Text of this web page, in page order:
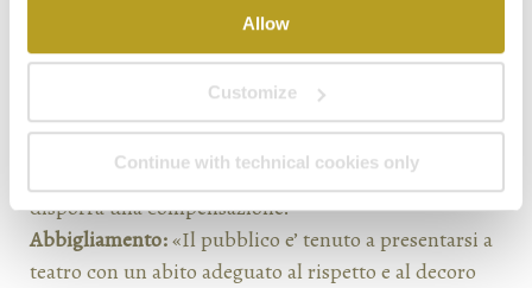
Allow
Customize
Continue with technical cookies only
Teatro La Fenice apre alle 18:30 e le rappresentazioni
hanno inizio alle ore 19:00. In caso di arrivo al teatro
in ritardo , l’accesso al palco non sarà consentito fino
Cancellazione di una rappresentazione: In caso di
annullamento di una rappresentazione, l’hotel
disporrà una compensazione.
Abbigliamento:«Il pubblico e’ tenuto a presentarsi a
teatro con un abito adeguato al rispetto e al decoro